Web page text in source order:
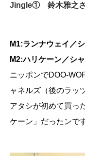
Jingle① 鈴木雅之
M1:ランナウェイ／
M2:ハリケーン／シ
ニッポンでDOO-
ャネルズ（後のラッ
アタシが初めて買っ
ケーン」だったンで